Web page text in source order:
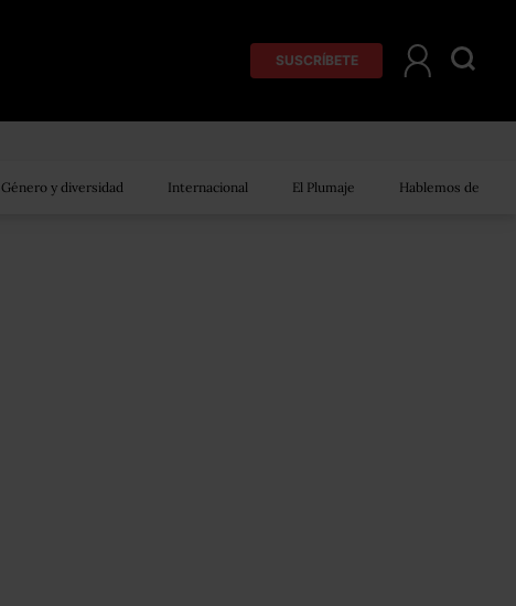
SUSCRÍBETE
Género y diversidad Internacional El Plumaje Hablemos de